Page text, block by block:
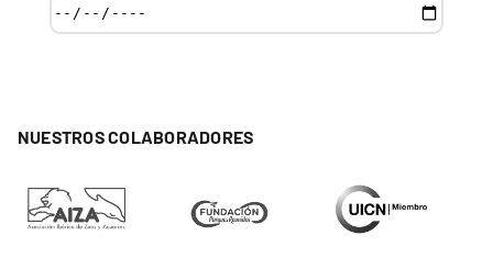
NUESTROS COLABORADORES